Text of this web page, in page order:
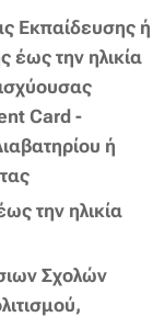
Εκπαίδευσης ή
έως την ηλικία
Card -
ή
την ηλικία
Σχολών